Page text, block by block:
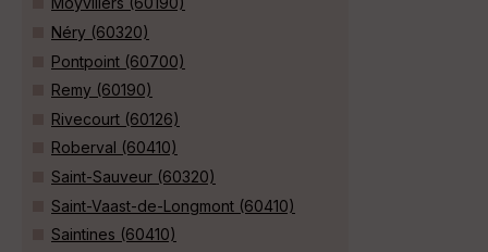
Néry (60320)
Pontpoint (60700)
Remy (60190)
Rivecourt (60126)
Roberval (60410)
Saint-Sauveur (60320)
Saint-Vaast-de-Longmont (60410)
Saintines (60410)